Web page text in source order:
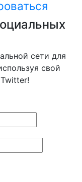
сети для
свой